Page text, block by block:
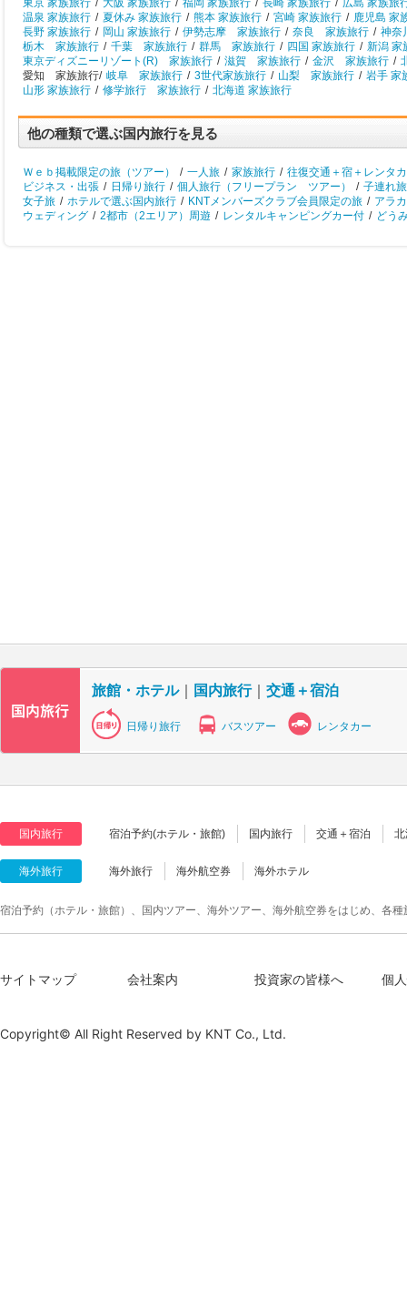
東京 家族旅行 / 大阪 家族旅行 / 福岡 家族旅行 / 長崎 家族旅行 / 広島 家族旅
温泉 家族旅行 / 夏休み 家族旅行 / 熊本 家族旅行 / 宮崎 家族旅行 / 鹿児島 家
長野 家族旅行 / 岡山 家族旅行 / 伊勢志摩 家族旅行 / 奈良 家族旅行 / 神奈
栃木 家族旅行 / 千葉 家族旅行 / 群馬 家族旅行 / 四国 家族旅行 / 新潟 家
東京ディズニーリゾート(R) 家族旅行 / 滋賀 家族旅行 / 金沢 家族旅行 /
愛知 家族旅行/ 岐阜 家族旅行 / 3世代家族旅行 / 山梨 家族旅行 / 岩手 家
山形 家族旅行 / 修学旅行 家族旅行 / 北海道 家族旅行
他の種類で選ぶ国内旅行を見る
Ｗｅｂ掲載限定の旅（ツアー） / 一人旅 / 家族旅行 / 往復交通＋宿＋レンタ
ビジネス・出張 / 日帰り旅行 / 個人旅行（フリープラン ツアー） / 子連れ
女子旅 / ホテルで選ぶ国内旅行 / KNTメンバーズクラブ会員限定の旅 / アラ
ウェディング / 2都市（2エリア）周遊 / レンタルキャンピングカー付 / どう
旅館・ホテル｜ 国内旅行｜ 交通＋宿泊
日帰り旅行 バスツアー レンタカー
国内旅行 宿泊予約(ホテル・旅館) 国内旅行 交通＋宿泊
海外旅行 海外旅行 海外航空券 海外ホテル
宿泊予約（ホテル・旅館）、国内ツアー、海外ツアー、海外航空券をはじめ、各
サイトマップ 会社案内 投資家の皆様へ 個
Copyright© All Right Reserved by KNT Co., Ltd.